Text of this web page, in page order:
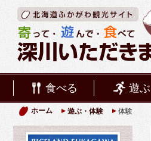
食べる 遊
ホーム 遊ぶ・体験 体験